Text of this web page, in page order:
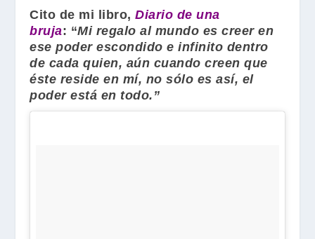
Cito de mi libro,Diario de una
bruja: “Mi regalo al mundo es creer en
ese poder escondido e infinito dentro
de cada quien, aún cuando creen que
éste reside en mí, no sólo es así, el
poder está en todo.”